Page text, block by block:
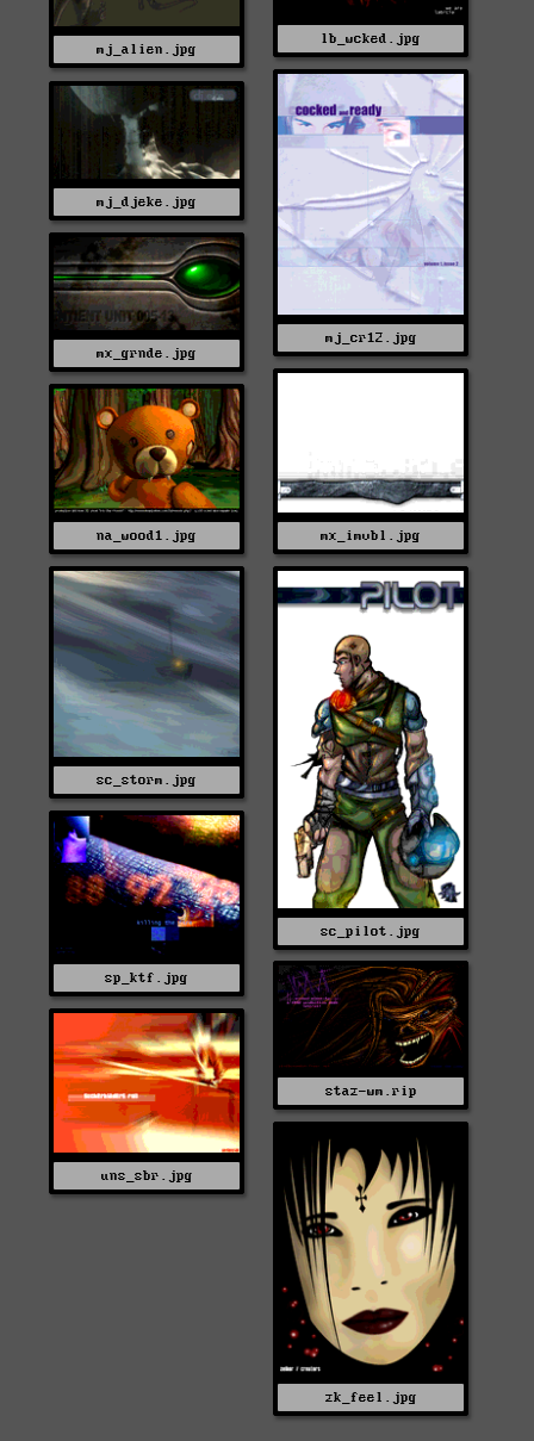
lb_wcked.jpg
mj_alien.jpg
mj_cr12.jpg
mj_djeke.jpg
mx_grnde.jpg
mx_imvbl.jpg
na_wood1.jpg
sc_pilot.jpg
sc_storm.jpg
sp_ktf.jpg
staz-wm.rip
uns_sbr.jpg
zk_feel.jpg